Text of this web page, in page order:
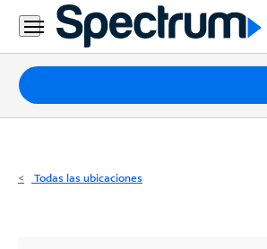
Residencial
Business
Paquetes
Internet
Todas las ubicaciones